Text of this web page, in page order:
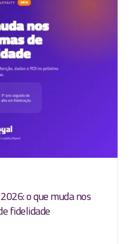
o que muda nos
fidelidade